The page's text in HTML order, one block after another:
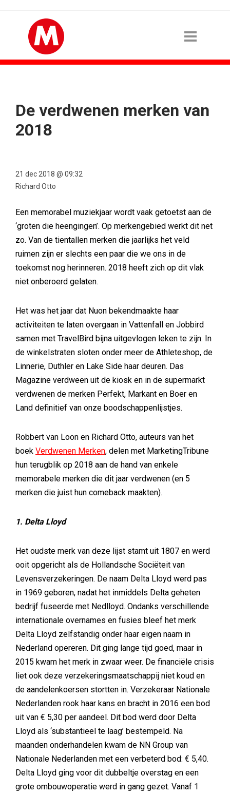
De verdwenen merken van
2018
21 dec 2018 @ 09:32
Richard Otto
Een memorabel muziekjaar wordt vaak getoetst aan de
‘groten die heengingen’. Op merkengebied werkt dit net
zo. Van de tientallen merken die jaarlijks het veld
ruimen zijn er slechts een paar die we ons in de
toekomst nog herinneren. 2018 heeft zich op dit vlak
niet onberoerd gelaten.
Het was het jaar dat Nuon bekendmaakte haar
activiteiten te laten overgaan in Vattenfall en Jobbird
samen met TravelBird bijna uitgevlogen leken te zijn. In
de winkelstraten sloten onder meer de Athleteshop, de
Linnerie, Duthler en Lake Side haar deuren. Das
Magazine verdween uit de kiosk en in de supermarkt
verdwenen de merken Perfekt, Markant en Boer en
Land definitief van onze boodschappenlijstjes.
Robbert van Loon en Richard Otto, auteurs van het
boek Verdwenen Merken, delen met MarketingTribune
hun terugblik op 2018 aan de hand van enkele
memorabele merken die dit jaar verdwenen (en 5
merken die juist hun comeback maakten).
1. Delta Lloyd
Het oudste merk van deze lijst stamt uit 1807 en werd
ooit opgericht als de Hollandsche Sociëteit van
Levensverzekeringen. De naam Delta Lloyd werd pas
in 1969 geboren, nadat het inmiddels Delta geheten
bedrijf fuseerde met Nedlloyd. Ondanks verschillende
internationale overnames en fusies bleef het merk
Delta Lloyd zelfstandig onder haar eigen naam in
Nederland opereren. Dit ging lange tijd goed, maar in
2015 kwam het merk in zwaar weer. De financiële crisis
liet ook deze verzekeringsmaatschappij niet koud en
de aandelenkoersen stortten in. Verzekeraar Nationale
Nederlanden rook haar kans en bracht in 2016 een bod
uit van € 5,30 per aandeel. Dit bod werd door Delta
Lloyd als ‘substantieel te laag’ bestempeld. Na
maanden onderhandelen kwam de NN Group van
Nationale Nederlanden met een verbeterd bod: € 5,40.
Delta Lloyd ging voor dit dubbeltje overstag en een
grote ombouwoperatie werd in gang gezet. Vanaf 1